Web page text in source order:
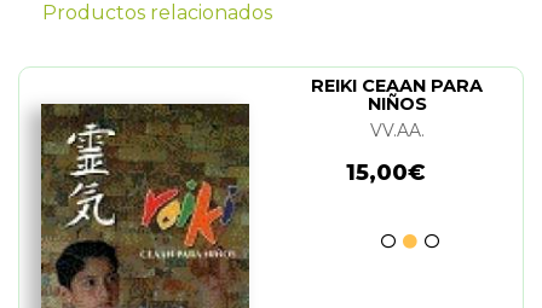
Productos relacionados
REIKI CEAAN PARA
NIÑOS
VV.AA.
15,00€